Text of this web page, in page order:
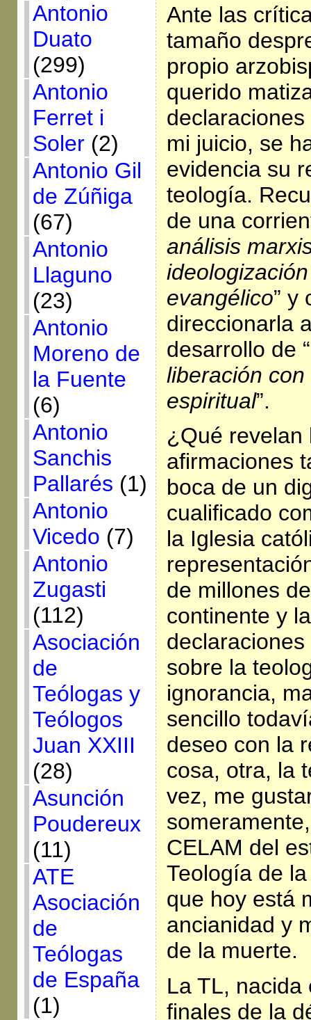
Antonio
Duato
(299)
Antonio
Ferret i
Soler(2)
Antonio Gil
de Zúñiga
(67)
Antonio
Llaguno
(23)
Antonio
Moreno de
la Fuente
(6)
Antonio
Sanchis
Pallarés (1)
Antonio
Vicedo (7)
Antonio
Zugasti
(112)
Asociación
de
Teólogas y
Teólogos
Juan XXIII
(28)
Asunción
Poudereux
(11)
ATE
Asociación
de
Teólogas
de España
(1)
Ante las
tamaño
propio
querido
mi juicio, se
evidencia su
teología.
de una
análisis
evangélico” y
direccionarla
desarrollo de “
liberación
espiritual”.
¿Qué revelan
afirmaciones
boca de un
cualificado
la Iglesia
de millones
continente y
sobre la
ignorancia,
sencillo
deseo con la
cosa, otra, la
vez, me
CELAM del
Teología de
que hoy está
ancianidad y
de la muerte.
La TL, nacida
finales de la